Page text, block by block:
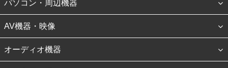
パソコン・周辺機器
AV機器・映像
オーディオ機器